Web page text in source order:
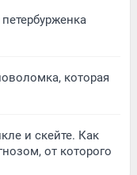
которая
и скейте. Как
от которого